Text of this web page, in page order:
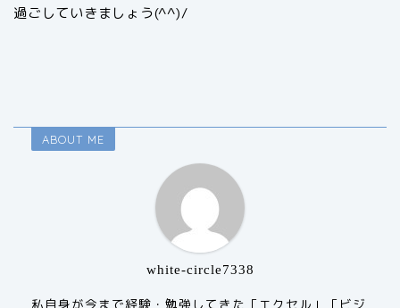
過ごしていきましょう(^^)/
ABOUT ME
white-circle7338
私自身が今まで経験・勉強してきた「エクセル」「ビジ